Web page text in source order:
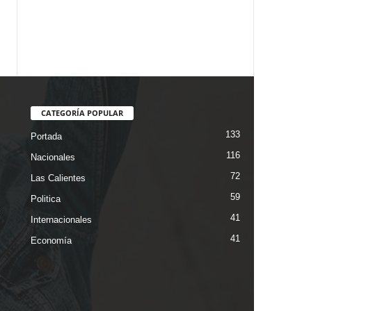
CATEGORÍA POPULAR
Portada 133
Nacionales 116
Las Calientes 72
Politica 59
Internacionales 41
Economía 41